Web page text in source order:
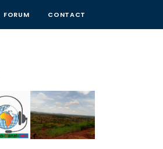
FORUM CONTACT